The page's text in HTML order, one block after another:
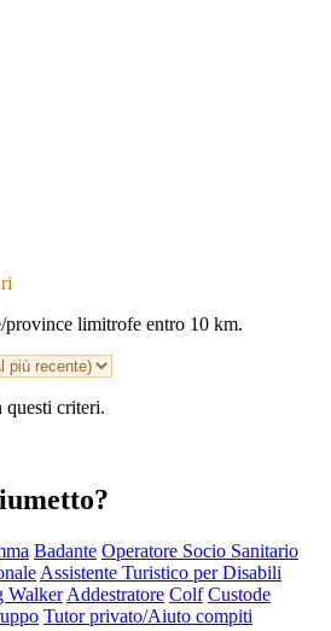
province limitrofe entro 10 km.
questi criteri.
Badante Operatore Socio Sanitario
Assistente Turistico per Disabili
Walker Addestratore Colf Custode
Tutor privato/Aiuto compiti